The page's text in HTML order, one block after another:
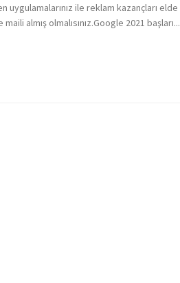
ile reklam kazançları elde
almış olmalısınız.Google 2021 başları...